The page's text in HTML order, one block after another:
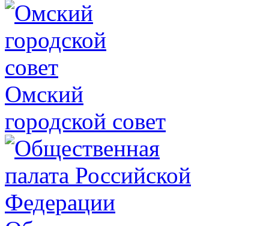
Омский
городской совет